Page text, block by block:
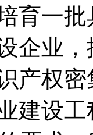
育一
企业
产权
建设